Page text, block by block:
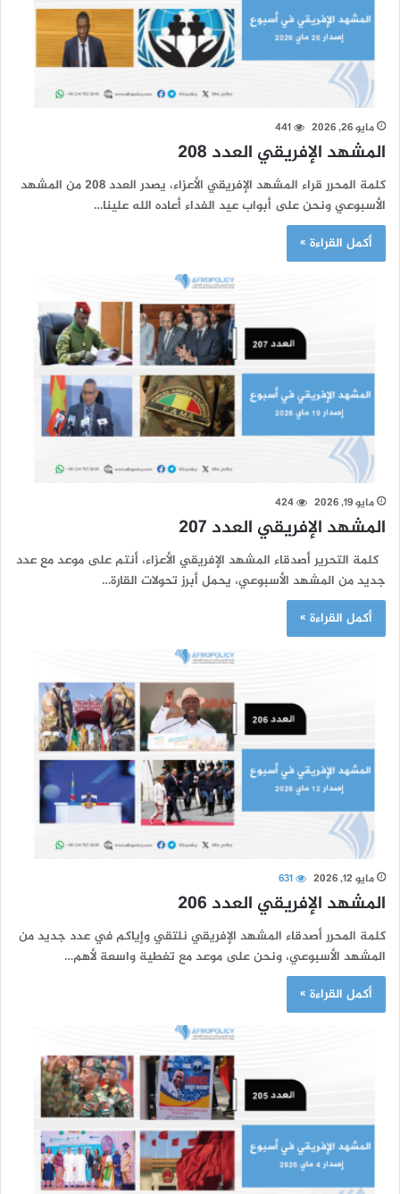
مايو 26, 2026 441
المشهد الإفريقي العدد 208
كلمة المحرر قراء المشهد الإفريقي الأعزاء، يصدر العدد 208 من المشهد
الأسبوعي ونحن على أبواب عيد الفداء أعاده الله علينا…
أكمل القراءة »
مايو 19, 2026 424
المشهد الإفريقي العدد 207
كلمة التحرير أصدقاء المشهد الإفريقي الأعزاء، أنتم على موعد مع عدد
جديد من المشهد الأسبوعي، يحمل أبرز تحولات القارة…
أكمل القراءة »
مايو 12, 2026 631
المشهد الإفريقي العدد 206
كلمة المحرر أصدقاء المشهد الإفريقي نلتقي وإياكم في عدد جديد من
المشهد الأسبوعي، ونحن على موعد مع تغطية واسعة لأهم…
أكمل القراءة »